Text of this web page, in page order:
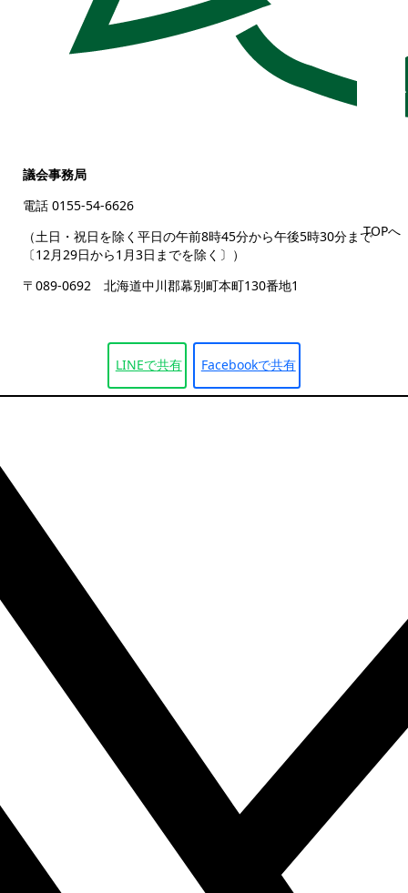
TOPへ
議会事務局
電話 0155-54-6626
（土日・祝日を除く平日の午前8時45分から午後5時30分まで
〔12月29日から1月3日までを除く〕）
〒089-0692 北海道中川郡幕別町本町130番地1
LINEで共有 Facebookで共有